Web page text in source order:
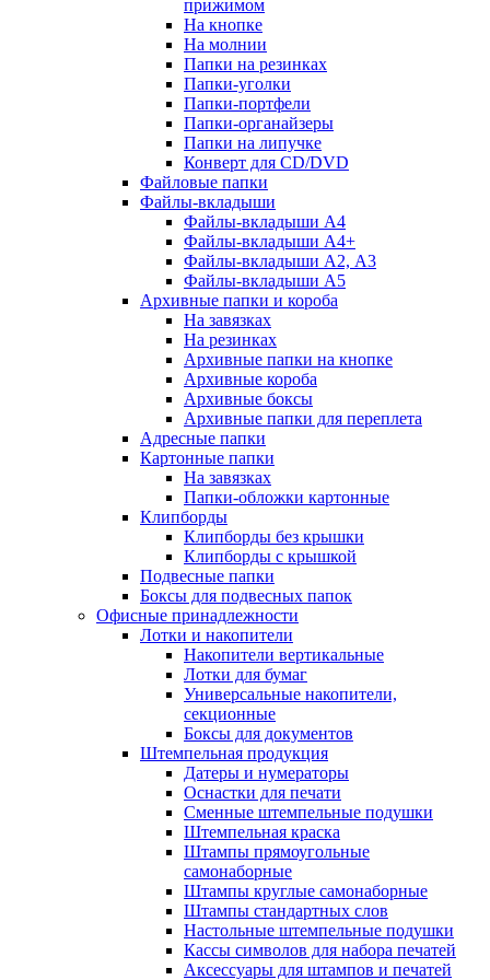
прижимом
На кнопке
На молнии
Папки на резинках
Папки-уголки
Папки-портфели
Папки-органайзеры
Папки на липучке
Конверт для CD/DVD
Файловые папки
Файлы-вкладыши
Файлы-вкладыши А4
Файлы-вкладыши А4+
Файлы-вкладыши А2, А3
Файлы-вкладыши А5
Архивные папки и короба
На завязках
На резинках
Архивные папки на кнопке
Архивные короба
Архивные боксы
Архивные папки для переплета
Адресные папки
Картонные папки
На завязках
Папки-обложки картонные
Клипборды
Клипборды без крышки
Клипборды с крышкой
Подвесные папки
Боксы для подвесных папок
Офисные принадлежности
Лотки и накопители
Накопители вертикальные
Лотки для бумаг
Универсальные накопители,
секционные
Боксы для документов
Штемпельная продукция
Датеры и нумераторы
Оснастки для печати
Сменные штемпельные подушки
Штемпельная краска
Штампы прямоугольные
самонаборные
Штампы круглые самонаборные
Штампы стандартных слов
Настольные штемпельные подушки
Кассы символов для набора печатей
Аксессуары для штампов и печатей